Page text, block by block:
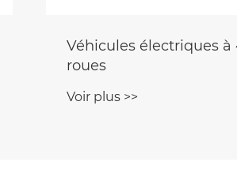
Nouveau camion
d'énergie
Voir plus >>